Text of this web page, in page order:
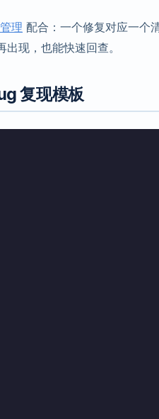
理 配合：一个修复对应一个
现，也能快速回查。
复现模板